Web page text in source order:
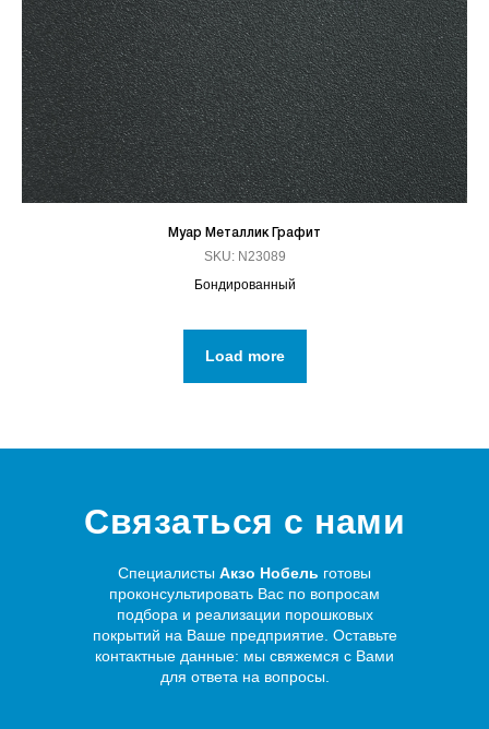
Муар Металлик Графит
SKU: N23089
Бондированный
Load more
Специалисты Акзо Нобель готовы
проконсультировать Вас по вопросам
подбора и реализации порошковых
покрытий на Ваше предприятие. Оставьте
контактные данные: мы свяжемся с Вами
для ответа на вопросы.
Связаться с нами